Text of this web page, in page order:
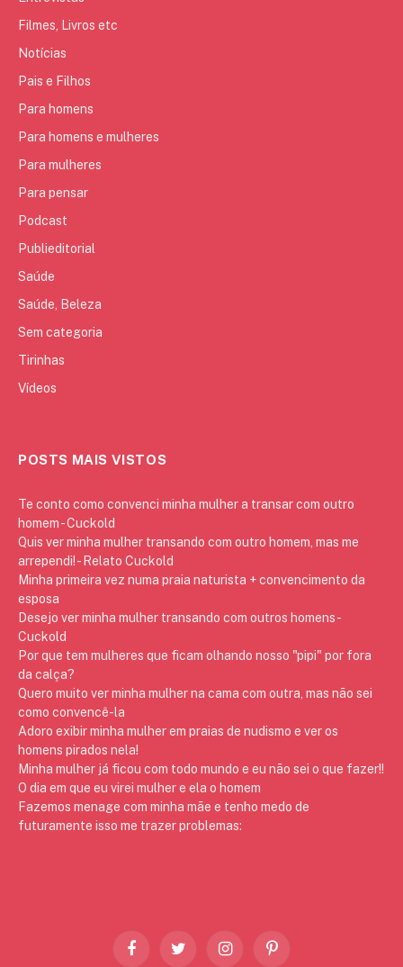
Filmes, Livros etc
Notícias
Pais e Filhos
Para homens
Para homens e mulheres
Para mulheres
Para pensar
Podcast
Publieditorial
Saúde
Saúde, Beleza
Sem categoria
Tirinhas
Vídeos
POSTS MAIS VISTOS
Te conto como convenci minha mulher a transar com outro
homem - Cuckold
Quis ver minha mulher transando com outro homem, mas me
arrependi! - Relato Cuckold
Minha primeira vez numa praia naturista + convencimento da
esposa
Desejo ver minha mulher transando com outros homens -
Cuckold
Por que tem mulheres que ficam olhando nosso "pipi" por fora
da calça?
Quero muito ver minha mulher na cama com outra, mas não sei
como convencê-la
Adoro exibir minha mulher em praias de nudismo e ver os
homens pirados nela!
Minha mulher já ficou com todo mundo e eu não sei o que fazer!!
O dia em que eu virei mulher e ela o homem
Fazemos menage com minha mãe e tenho medo de
futuramente isso me trazer problemas:
FacebookTwitter InstagramPinterest